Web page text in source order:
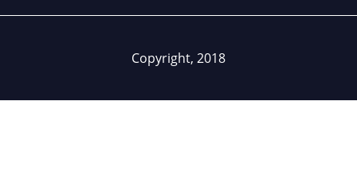
Copyright, 2018